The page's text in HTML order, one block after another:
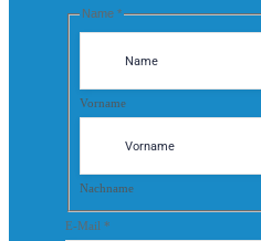
Name *
Vorname
Nachname
E-Mail*